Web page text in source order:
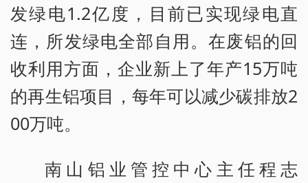
发绿电1.2亿度，目前已实现绿电直
连，所发绿电全部自用。在废铝的回
收利用方面，企业新上了年产15万吨
的再生铝项目，每年可以减少碳排放2
00万吨。
南山铝业管控中心主任程志